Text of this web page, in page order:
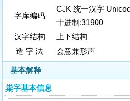
字库编码
CJK 统一汉字
十进制:31900
汉字结构
上下结构
造 字 法
会意兼形声
基本解释
粜字基本信息